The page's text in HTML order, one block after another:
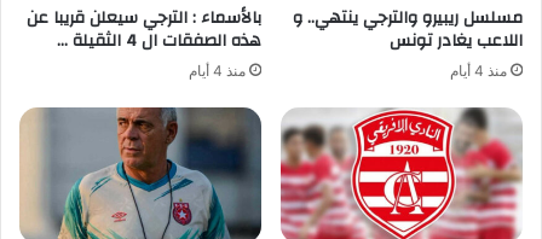
مسلسل ريبيرو والترجي ينتهي.. و
اللاعب يغادر تونس
منذ 4 أيام
بالأسماء : الترجي سيعلن قريبا عن
هذه الصفقات ال 4 الثقيلة …
منذ 4 أيام